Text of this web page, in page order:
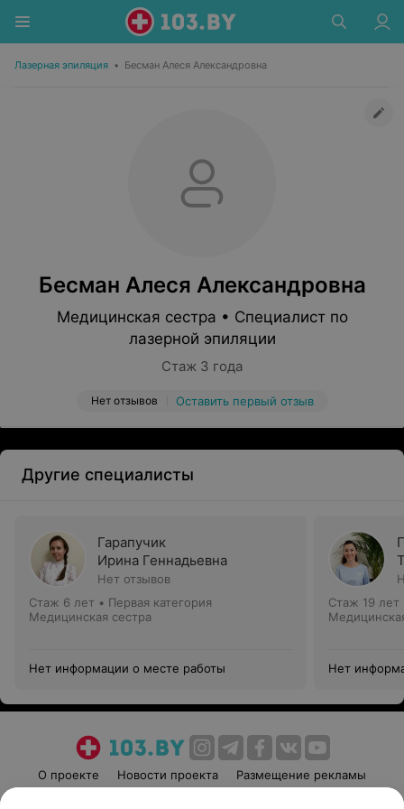
Лазерная эпиляция • Бесман Алеся Александровна
Бесман Алеся Александровна
Медицинская сестра • Специалист по
лазерной эпиляции
Стаж 3 года
Нет отзывов Оставить первый отзыв
Другие специалисты
Гарапучик
Ирина Геннадьевна
Нет отзывов
Стаж 6 лет • Первая категория
Медицинская сестра
Нет информации о месте работы
Стаж 19 лет
Нет
О проекте Новости проекта
Размещение рекламы